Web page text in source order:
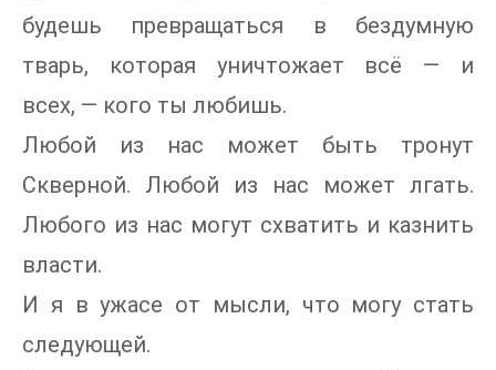
будешь превращаться в бездумную
тварь, которая уничтожает всё — и
всех, — кого ты любишь.
Любой из нас может быть тронут
Скверной. Любой из нас может лгать.
Любого из нас могут схватить и казнить
власти.
И я в ужасе от мысли, что могу стать
следующей.